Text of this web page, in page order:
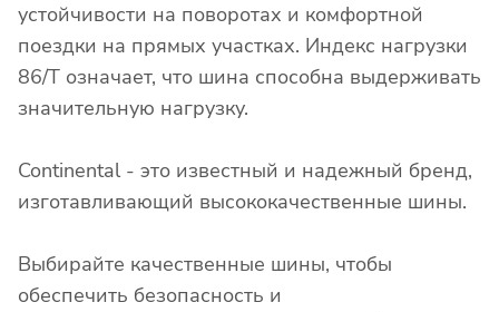
устойчивости на поворотах и комфортной
поездки на прямых участках. Индекс нагрузки
86/T означает, что шина способна выдерживать
значительную нагрузку.
Continental - это известный и надежный бренд,
изготавливающий высококачественные шины.
Выбирайте качественные шины, чтобы
обеспечить безопасность и